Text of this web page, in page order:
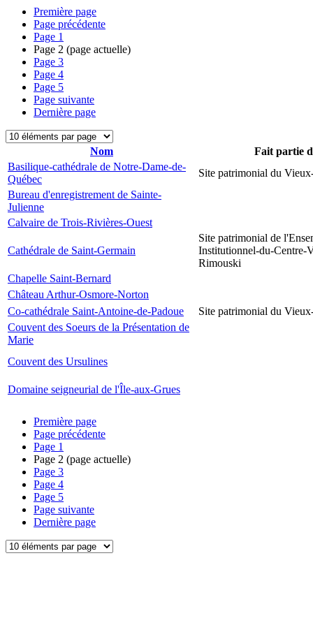
Première page
Page précédente
Page 1
Page 2 (page actuelle)
Page 3
Page 4
Page 5
Page suivante
Dernière page
Nom
Fait partie
Basilique-cathédrale de Notre-Dame-de-
Québec
Site patrimonial du
Bureau d'enregistrement de Sainte-
Julienne
Calvaire de Trois-Rivières-Ouest
Cathédrale de Saint-Germain
Site patrimonial de
Institutionnel-du-Centre-
Rimouski
Chapelle Saint-Bernard
Château Arthur-Osmore-Norton
Co-cathédrale Saint-Antoine-de-Padoue
Site patrimonial du
Couvent des Soeurs de la Présentation de
Marie
Couvent des Ursulines
Domaine seigneurial de l'Île-aux-Grues
Première page
Page précédente
Page 1
Page 2 (page actuelle)
Page 3
Page 4
Page 5
Page suivante
Dernière page